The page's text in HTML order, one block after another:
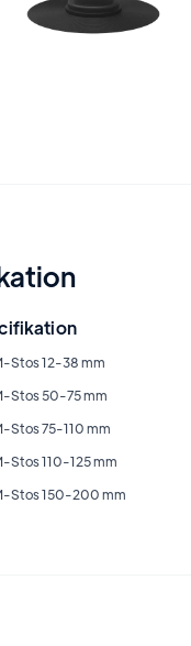
Stos 12-38 mm
Stos 50-75 mm
Stos 75-110 mm
Stos 110-125 mm
Stos 150-200 mm